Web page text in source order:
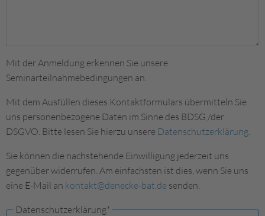
Mit der Anmeldung erkennen Sie unsere
Seminarteilnahmebedingungen an.
Mit dem Ausfüllen dieses Kontaktformulars übermitteln Sie
uns personenbezogene Daten im Sinne des BDSG /der
DSGVO. Bitte lesen Sie hierzu unsere Datenschutzerklärung.
Sie können die nachstehende Einwilligung jederzeit uns
gegenüber widerrufen. Am einfachsten ist dies, wenn Sie uns
eine E-Mail an kontakt@denecke-bat.de senden.
Datenschutzerklärung*